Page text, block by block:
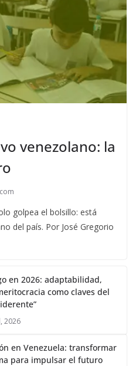
venezolano: la
golpea el bolsillo: está
del país. Por José Gregorio
en 2026: adaptabilidad,
como claves del
2026
en Venezuela: transformar
para impulsar el futuro